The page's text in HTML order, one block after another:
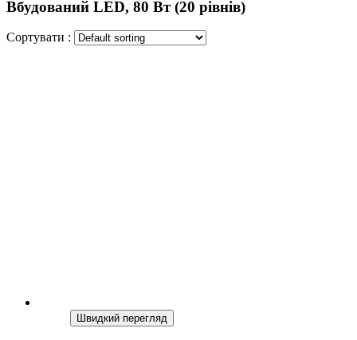
Вбудований LED, 80 Вт (20 рівнів)
Сортувати :
Швидкий перегляд